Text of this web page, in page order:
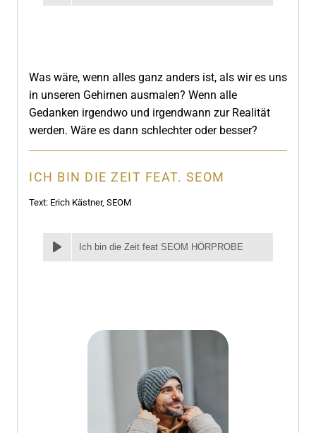
Was wäre, wenn alles ganz anders ist, als wir es uns
in unseren Gehirnen ausmalen? Wenn alle
Gedanken irgendwo und irgendwann zur Realität
werden. Wäre es dann schlechter oder besser?
ICH BIN DIE ZEIT FEAT. SEOM
Text: Erich Kästner, SEOM
Ich bin die Zeit feat SEOM HÖRPROBE